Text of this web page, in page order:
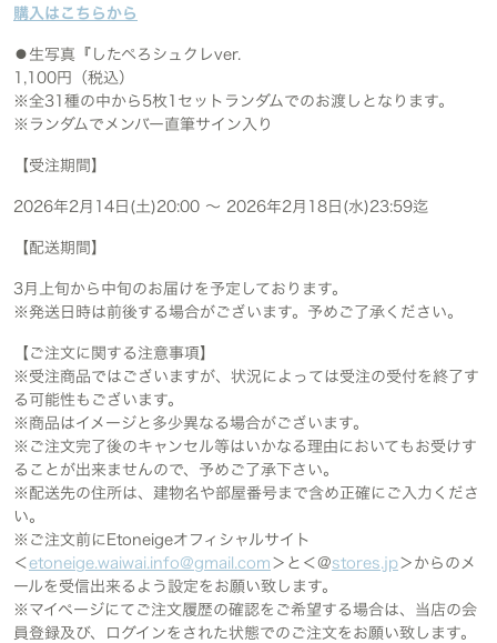
購入はこちらから
⚫︎生写真『したぺろシュクレver.
1,100円（税込）
※全31種の中から5枚1セットランダムでのお渡しとなります。
※ランダムでメンバー直筆サイン入り
【受注期間】
2026年2月14日(土)20:00 ～ 2026年2月18日(水)23:59迄
【配送期間】
3月上旬から中旬のお届けを予定しております。
※発送日時は前後する場合がございます。予めご了承ください。
【ご注文に関する注意事項】
※受注商品ではございますが、状況によっては受注の受付を終了す
る可能性もございます。
※商品はイメージと多少異なる場合がございます。
※ご注文完了後のキャンセル等はいかなる理由においてもお受けす
ることが出来ませんので、予めご了承下さい。
※配送先の住所は、建物名や部屋番号まで含め正確にご入力くださ
い。
※ご注文前にEtoneigeオフィシャルサイト
＜etoneige.waiwai.info@gmail.com ＞と＜@stores.jp＞からのメ
ールを受信出来るよう設定をお願い致します。
※マイページにてご注文履歴の確認をご希望する場合は、当店の会
員登録及び、ログインをされた状態でのご注文をお願い致します。